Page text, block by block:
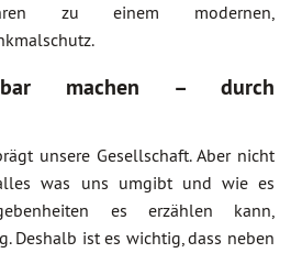
zu einem modernen,
machen – durch
unsere Gesellschaft. Aber nicht
was uns umgibt und wie es
es erzählen kann,
Deshalb ist es wichtig, dass neben